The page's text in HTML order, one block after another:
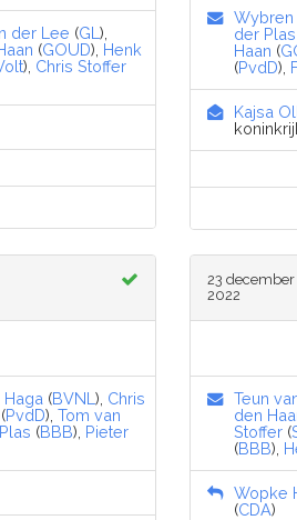
der Lee (GL ),
(GOUD), Henk
), Chris Stoffer
Wybren
der Plas
Haan (
(PvdD),
Kajsa
(BVNL ), Chris
(PvdD), Tom van
(BBB), Pieter
23 december
2022
Teun
den
Stoffer (
(BBB),
Wopke
(CDA)